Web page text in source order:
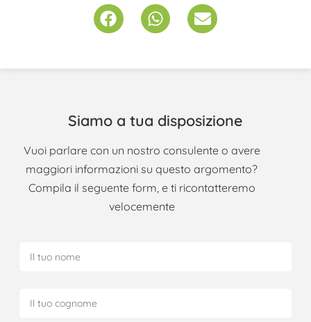
Siamo a tua disposizione
Vuoi parlare con un nostro consulente o avere
maggiori informazioni su questo argomento?
Compila il seguente form, e ti ricontatteremo
velocemente